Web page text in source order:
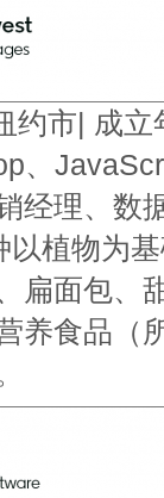
约市| 成
、
经理、数
植物为
扁面包、
养食品（